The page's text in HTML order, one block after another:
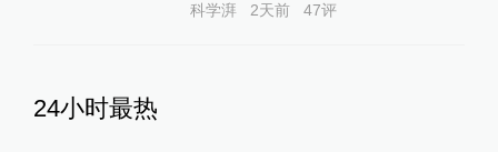
科学湃 2天前 47评
24小时最热